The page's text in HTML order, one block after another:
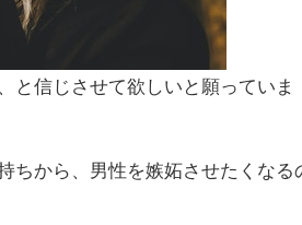
と信じさせて欲しいと願っていま
ちから、男性を嫉妬させたくなる